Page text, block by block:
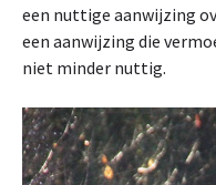
een nuttige aanwijzing
een aanwijzing die
niet minder nuttig.